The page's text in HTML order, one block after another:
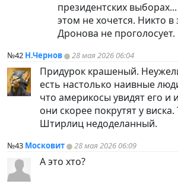
президентских
этом не хочется. Никто
Дронова не проголосует.
№42 Н.Чернов 28 мая 2026 06:04
Придурок крашеный.
есть настолько наивные
что америкосы увидят его и
они скорее покрутят у
Штирлиц недоделанный.
№43 Московит 28 мая 2026 06:09
А это хто?